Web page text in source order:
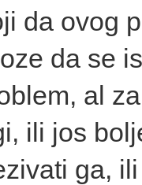
da ovog
da se
al
ili jos
ga,